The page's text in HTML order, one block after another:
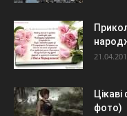
фото)